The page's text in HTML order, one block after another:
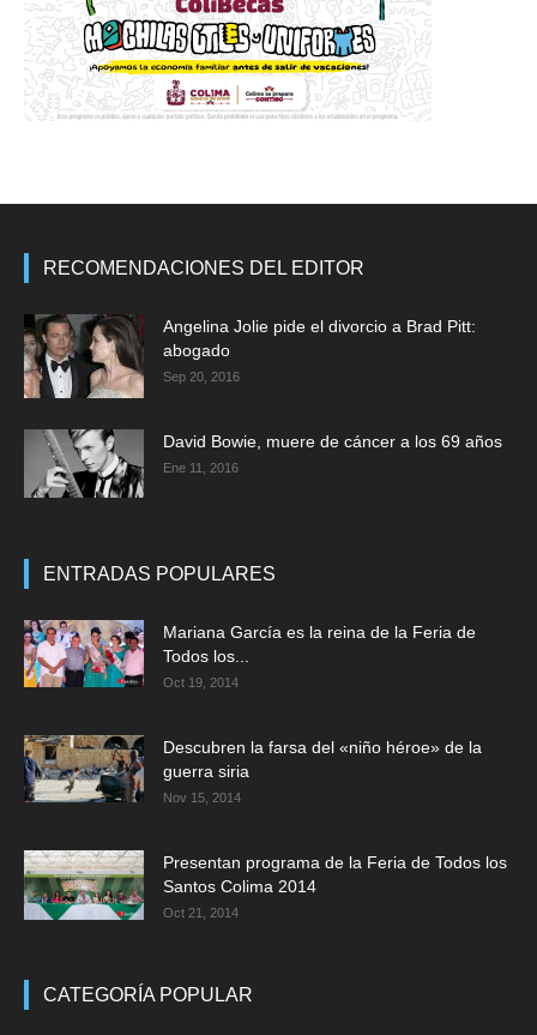
RECOMENDACIONES DEL EDITOR
Angelina Jolie pide el divorcio a Brad Pitt:
abogado
Sep 20, 2016
David Bowie, muere de cáncer a los 69 años
Ene 11, 2016
ENTRADAS POPULARES
Mariana García es la reina de la Feria de
Todos los...
Oct 19, 2014
Descubren la farsa del «niño héroe» de la
guerra siria
Nov 15, 2014
Presentan programa de la Feria de Todos los
Santos Colima 2014
Oct 21, 2014
CATEGORÍA POPULAR